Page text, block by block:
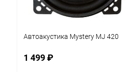
Автоакустика Mystery MJ 420
1 499 ₽